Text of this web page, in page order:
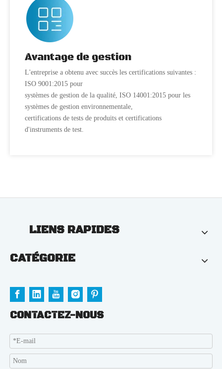
Avantage de gestion
L'entreprise a obtenu avec succès les certifications suivantes :
ISO 9001:2015 pour
systèmes de gestion de la qualité, ISO 14001:2015 pour les
systèmes de gestion environnementale,
certifications de tests de produits et certifications
d'instruments de test.
LIENS RAPIDES
CATÉGORIE
CONTACTEZ-NOUS